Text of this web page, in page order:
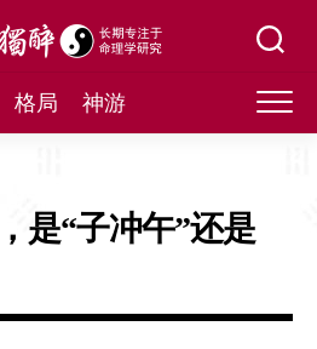
格局 神游
是“子冲午”还是